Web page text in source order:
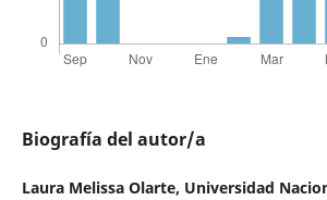
Biografía del autor/a
Laura Melissa Olarte, Universidad